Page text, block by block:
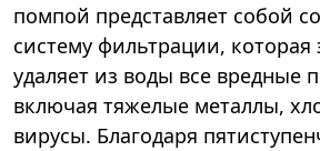
помпой представляет собой
систему фильтрации,
удаляет из воды все вредные
включая тяжелые металлы,
вирусы. Благодаря